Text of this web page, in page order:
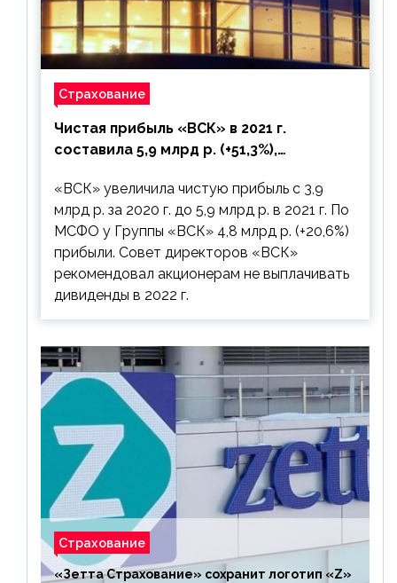
Страхование
Чистая прибыль «ВСК» в 2021 г.
составила 5,9 млрд р. (+51,3%),
выплачивать
«ВСК» увеличила чистую прибыль с 3,9
млрд р. за 2020 г. до 5,9 млрд р. в 2021 г. По
МСФО у Группы «ВСК» 4,8 млрд р. (+20,6%)
прибыли. Совет директоров «ВСК»
рекомендовал акционерам не выплачивать
дивиденды в 2022 г.
Страхование
«Зетта Страхование» сохранит логотип «Z»